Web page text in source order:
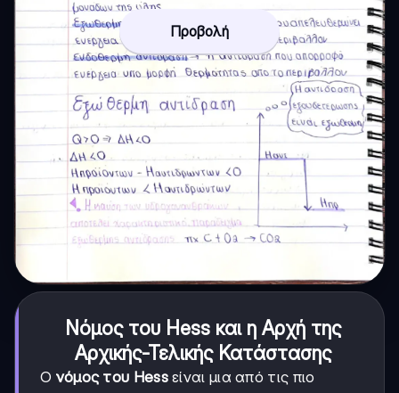
Προβολή
Νόμος του Hess και η Αρχή της
Αρχικής-Τελικής Κατάστασης
Ο νόμος του Hessείναι μια από τις πιο